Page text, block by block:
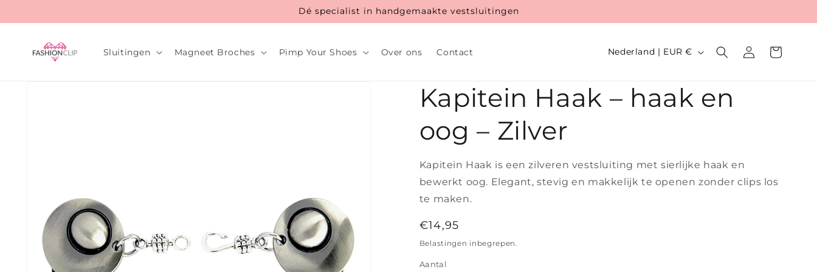
content
Dé specialist in handgemaakte vestsluitingen
Sluitingen Magneet Broches Pimp Your Shoes Over ons Contact
L
d
e
g
Nederland | EUR € Inloggen
Winkelwagen
Kapitein Haak – haak en
oog – Zilver
Kapitein Haak is een zilveren vestsluiting met sierlijke haak en
bewerkt oog. Elegant, stevig en makkelijk te openen zonder clips los
te maken.
Normale
prijs
€14,95
Belastingen inbegrepen.
Aantal